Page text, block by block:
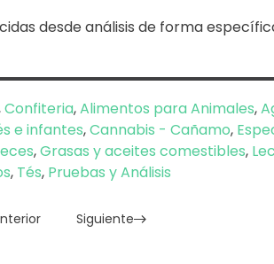
desde análisis de forma
Confiteria,Alimentos para Animales,
e infantes,Cannabis - Cañamo,
,Grasas y aceites comestibles,
, Tés, Pruebas y Análisis
Siguiente